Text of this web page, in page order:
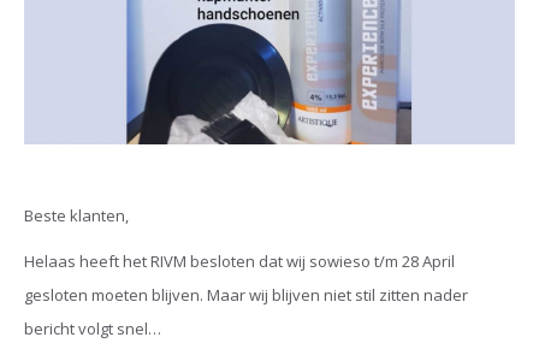
Beste klanten,
Helaas heeft het RIVM besloten dat wij sowieso t/m 28 April
gesloten moeten blijven. Maar wij blijven niet stil zitten nader
bericht volgt snel…